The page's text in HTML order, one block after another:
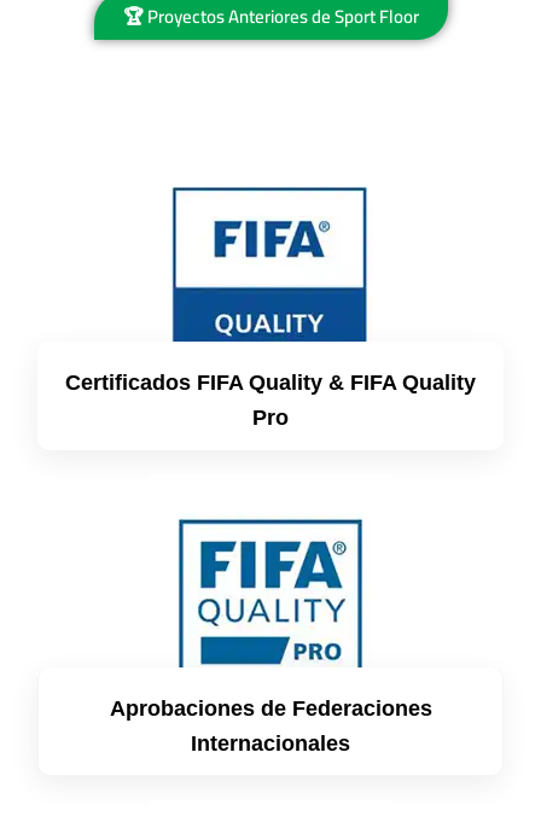
🏆 Proyectos Anteriores de Sport Floor
Certificados FIFA Quality & FIFA Quality
Pro
Aprobaciones de Federaciones
Internacionales